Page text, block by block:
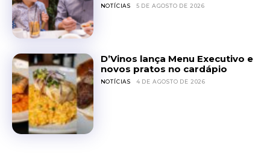
NOTÍCIAS 5 DE AGOSTO DE 2026
D’Vinos lança Menu Executivo e
novos pratos no cardápio
NOTÍCIAS 4 DE AGOSTO DE 2026